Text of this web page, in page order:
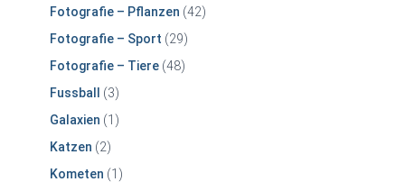
Fotografie – Pflanzen (42)
Fotografie – Sport (29)
Fotografie – Tiere (48)
Fussball (3)
Galaxien (1)
Katzen (2)
Kometen (1)